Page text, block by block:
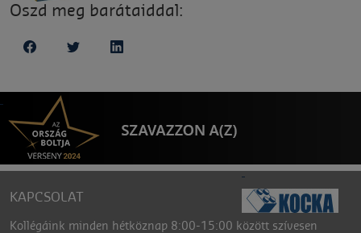
Oszd meg barátaiddal:
KAPCSOLAT
Kollégáink minden hétköznap 8:00-15:00 között szívesen